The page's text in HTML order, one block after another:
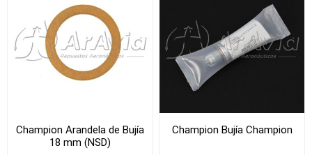
Champion Arandela de Bujía
18 mm (NSD)
Champion Bujía Champion